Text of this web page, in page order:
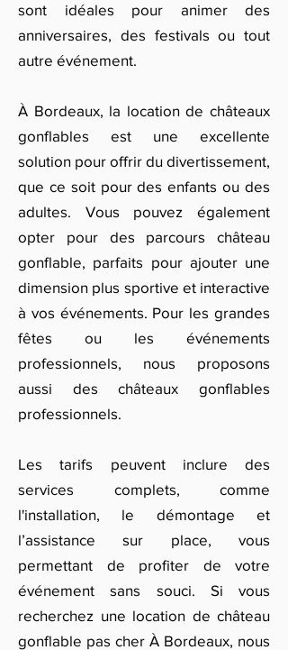
sont idéales pour animer des
anniversaires, des festivals ou tout
autre événement.
À Bordeaux, la location de châteaux
gonflables est une excellente
solution pour offrir du divertissement,
que ce soit pour des enfants ou des
adultes. Vous pouvez également
opter pour des parcours château
gonflable, parfaits pour ajouter une
dimension plus sportive et interactive
à vos événements. Pour les grandes
fêtes ou les événements
professionnels, nous proposons
aussi des châteaux gonflables
professionnels.
Les tarifs peuvent inclure des
services complets, comme
l'installation, le démontage et
l’assistance sur place, vous
permettant de profiter de votre
événement sans souci. Si vous
recherchez une location de château
gonflable pas cher À Bordeaux, nous